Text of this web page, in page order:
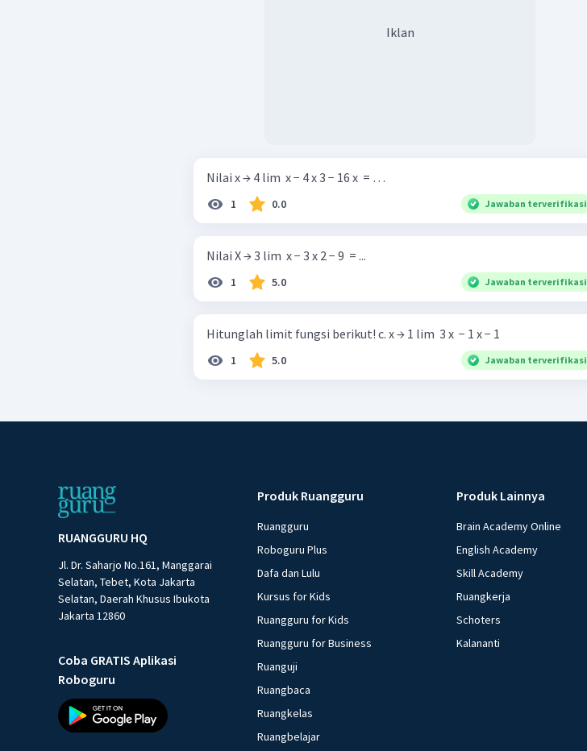
Iklan
Nilai x → 4 lim ​ x − 4 x 3 − 16 x ​ = …
1 0.0 Jawaban terverifikasi
Nilai X → 3 lim ​ x − 3 x 2 − 9 ​ = ...
1 5.0 Jawaban terverifikasi
Hitunglah limit fungsi berikut! c. x → 1 lim ​ 3 x ​ − 1 x − 1 ​
1 5.0 Jawaban terverifikasi
RUANGGURU HQ
Jl. Dr. Saharjo No.161, Manggarai
Selatan, Tebet, Kota Jakarta
Selatan, Daerah Khusus Ibukota
Jakarta 12860
Coba GRATIS Aplikasi
Roboguru
Produk Ruangguru
Ruangguru
Roboguru Plus
Dafa dan Lulu
Kursus for Kids
Ruangguru for Kids
Ruangguru for Business
Ruanguji
Ruangbaca
Ruangkelas
Ruangbelajar
Produk Lainnya
Brain Academy Online
English Academy
Skill Academy
Ruangkerja
Schoters
Kalananti